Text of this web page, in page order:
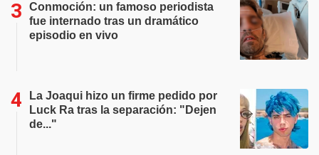
Conmoción: un famoso periodista
fue internado tras un dramático
episodio en vivo
La Joaqui hizo un firme pedido por
Luck Ra tras la separación: "Dejen
de..."